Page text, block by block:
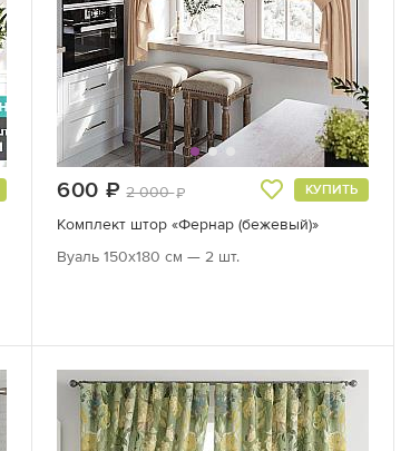
600 руб.
2 000 КУПИТЬ
Комплект штор «Фернар (бежевый)»
Вуаль 150х180 см — 2 шт.